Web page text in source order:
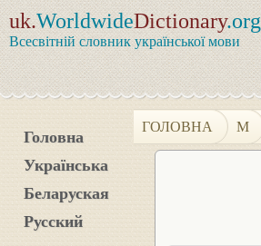
uk.WorldwideDictionary.org
Всесвітній словник української мови
Головна
Українська
Беларуская
Русский
ГОЛОВНА М